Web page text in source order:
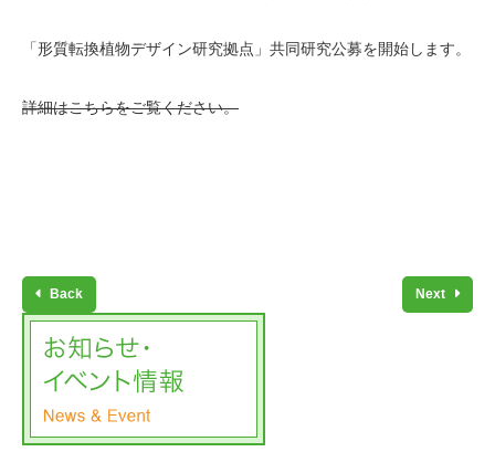
「形質転換植物デザイン研究拠点」共同研究公募を開始します。
詳細はこちらをご覧ください。
Back Next